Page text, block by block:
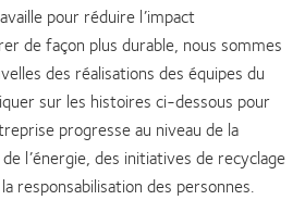
pour réduire l’impact
de façon plus durable, nous sommes
des réalisations des équipes du
sur les histoires ci-dessous pour
progresse au niveau de la
l’énergie, des initiatives de recyclage
responsabilisation des personnes.